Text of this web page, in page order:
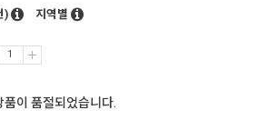
) 지역별
품이 품절되었습니다.